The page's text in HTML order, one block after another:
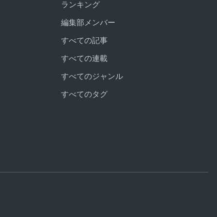
ランキング
編集部メンバー
すべての記事
すべての連載
すべてのジャンル
すべてのタグ